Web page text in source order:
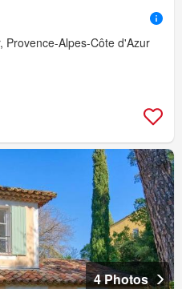
Provence-Alpes-Côte d'Azur
4 Photos